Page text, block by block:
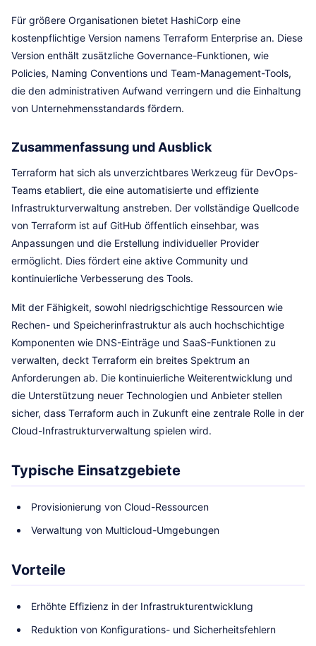
Für größere Organisationen bietet HashiCorp eine
kostenpflichtige Version namens Terraform Enterprise an. Diese
Version enthält zusätzliche Governance-Funktionen, wie
Policies, Naming Conventions und Team-Management-Tools,
die den administrativen Aufwand verringern und die Einhaltung
von Unternehmensstandards fördern.
Zusammenfassung und Ausblick
Terraform hat sich als unverzichtbares Werkzeug für DevOps-
Teams etabliert, die eine automatisierte und effiziente
Infrastrukturverwaltung anstreben. Der vollständige Quellcode
von Terraform ist auf GitHub öffentlich einsehbar, was
Anpassungen und die Erstellung individueller Provider
ermöglicht. Dies fördert eine aktive Community und
kontinuierliche Verbesserung des Tools.
Mit der Fähigkeit, sowohl niedrigschichtige Ressourcen wie
Rechen- und Speicherinfrastruktur als auch hochschichtige
Komponenten wie DNS-Einträge und SaaS-Funktionen zu
verwalten, deckt Terraform ein breites Spektrum an
Anforderungen ab. Die kontinuierliche Weiterentwicklung und
die Unterstützung neuer Technologien und Anbieter stellen
sicher, dass Terraform auch in Zukunft eine zentrale Rolle in der
Cloud-Infrastrukturverwaltung spielen wird.
Typische Einsatzgebiete
Provisionierung von Cloud-Ressourcen
Verwaltung von Multicloud-Umgebungen
Vorteile
Erhöhte Effizienz in der Infrastrukturentwicklung
Reduktion von Konfigurations- und Sicherheitsfehlern